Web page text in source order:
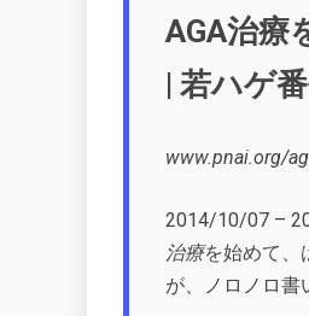
AGA治療
| 若ハゲ
www.pnai.org/
2014/10/07 –
治療を始めて、
が、ノロノロ書